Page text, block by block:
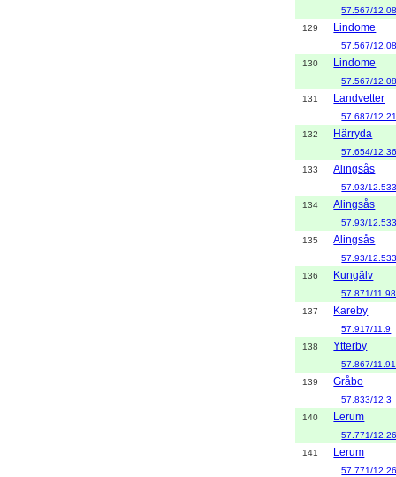
57.567/
129
Lindome
57.567/
130
Lindome
57.567/
131
Landvetter
57.687/
132
Härryda
57.654/
133
Alingsås
57.93/
134
Alingsås
57.93/
135
Alingsås
57.93/
136
Kungälv
57.871/
137
Kareby
57.917/11.9
138
Ytterby
57.867/
139
Gråbo
57.833/12.3
140
Lerum
57.771/
141
Lerum
57.771/